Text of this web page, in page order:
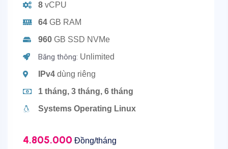
8 vCPU
64GB RAM
960GB SSD NVMe
Băng thông: Unlimited
IPv4dùng riêng
1 tháng, 3 tháng, 6 tháng
Systems Operating Linux
4.805.000 Đồng/tháng